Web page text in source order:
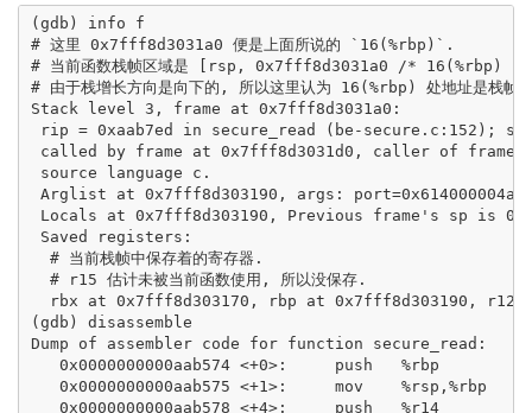
(gdb) info f
# 这里 0x7fff8d3031a0 便是上面所说的 `16(%rbp)`.
# 当前函数栈帧区域是 [rsp, 0x7fff8d3031a0 /* 16(%rbp)
# 由于栈增长方向是向下的, 所以这里认为 16(%rbp) 处地址是栈帧
Stack level 3, frame at 0x7fff8d3031a0:
rip = 0xaab7ed in secure_read (be-secure.c:152);
called by frame at 0x7fff8d3031d0, caller of frame
source language c.
Arglist at 0x7fff8d303190, args:
Locals at 0x7fff8d303190, Previous frame's sp is
Saved registers:
  # 当前栈帧中保存着的寄存器.
  # r15 估计未被当前函数使用, 所以没保存.
rbx at 0x7fff8d303170, rbp at 0x7fff8d303190, r12
(gdb) disassemble
Dump of assembler code for function secure_read:
   0x0000000000aab574 <+0>:	push   %rbp
   0x0000000000aab575 <+1>:	mov    %rsp,%rbp
   0x0000000000aab578 <+4>:	push   %r14